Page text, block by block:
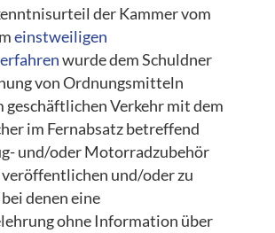
der Kammer vom
einstweiligen
wurde dem Schuldner
von Ordnungsmitteln
geschäftlichen Verkehr mit dem
im Fernabsatz betreffend
und/oder Motorradzubehör
und/oder zu
denen eine
ohne Information über